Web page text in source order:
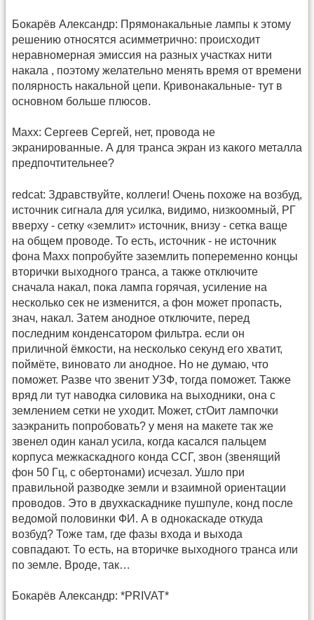
Бокарёв Александр: Прямонакальные лампы к этому
решению относятся асимметрично: происходит
неравномерная эмиссия на разных участках нити
накала , поэтому желательно менять время от времени
полярность накальной цепи. Кривонакальные- тут в
основном больше плюсов.
Maxx: Сергеев Сергей, нет, провода не
экранированные. А для транса экран из какого металла
предпочтительнее?
redcat: Здравствуйте, коллеги! Очень похоже на возбуд,
источник сигнала для усилка, видимо, низкоомный, РГ
вверху - сетку «землит» источник, внизу - сетка ваще
на общем проводе. То есть, источник - не источник
фона Maxx попробуйте заземлить попеременно концы
вторички выходного транса, а также отключите
сначала накал, пока лампа горячая, усиление на
несколько сек не изменится, а фон может пропасть,
знач, накал. Затем анодное отключите, перед
последним конденсатором фильтра. если он
приличной ёмкости, на несколько секунд его хватит,
поймёте, виновато ли анодное. Но не думаю, что
поможет. Разве что звенит УЗФ, тогда поможет. Также
вряд ли тут наводка силовика на выходники, она с
землением сетки не уходит. Может, стОит лампочки
заэкранить попробовать? у меня на макете так же
звенел один канал усила, когда касался пальцем
корпуса межкаскадного конда ССГ, звон (звенящий
фон 50 Гц, с обертонами) исчезал. Ушло при
правильной разводке земли и взаимной ориентации
проводов. Это в двухкаскаднике пушпуле, конд после
ведомой половинки ФИ. А в однокаскаде откуда
возбуд? Тоже там, где фазы входа и выхода
совпадают. То есть, на вторичке выходного транса или
по земле. Вроде, так…
Бокарёв Александр: *PRIVAT*